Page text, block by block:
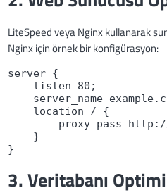
LiteSpeed veya Nginx kullanarak
Nginx için örnek bir konfigürasyon:
server {
    listen 80;
server_name
    location / {
proxy_pass
    }
}
3. Veritabanı